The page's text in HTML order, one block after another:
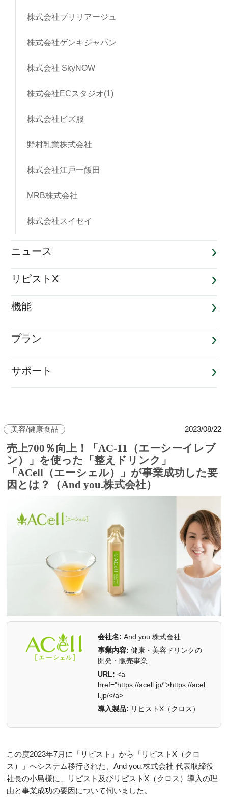
株式会社ブリリアージュ
株式会社ゲンキジャパン
株式会社 SkyNOW
株式会社ECスタジオ(1)
株式会社ビズ服
野村乳業株式会社
株式会社江戸一飯田
MRB株式会社
株式会社スイセイ
ニュース
リピストX
機能
プラン
サポート
美容/健康食品 2023/08/22
売上700％向上！「AC-11（エーシーイレブ
ン）」を使った「整えドリンク」
「ACell（エーシェル）」が事業成功した要
因とは？（And you.株式会社）
会社名: And you.株式会社
事業内容: 健康・美容ドリンクの
開発・販売事業
URL: <a
href="https://acell.jp/">https://acel
l.jp/</a>
導入製品: リピストX（クロス）
この度2023年7月に「リピスト」から「リピストX（クロ
ス）」へシステム移行された、And you.株式会社 代表取締役
社長の小島様に、リピスト及びリピストX（クロス）導入の理
由と事業成功の要因について伺いました。